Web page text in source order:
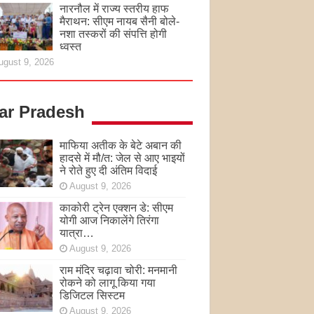
नारनौल में राज्य स्तरीय हाफ
मैराथन: सीएम नायब सैनी बोले-
नशा तस्करों की संपत्ति होगी
ध्वस्त
9, 2026
Pradesh
माफिया अतीक के बेटे अबान की
हादसे में मौ/त: जेल से आए भाइयों
ने रोते हुए दी अंतिम विदाई
August 9, 2026
काकोरी ट्रेन एक्शन डे: सीएम
योगी आज निकालेंगे तिरंगा
यात्रा…
August 9, 2026
राम मंदिर चढ़ावा चोरी: मनमानी
रोकने को लागू किया गया
डिजिटल सिस्टम
August 9, 2026